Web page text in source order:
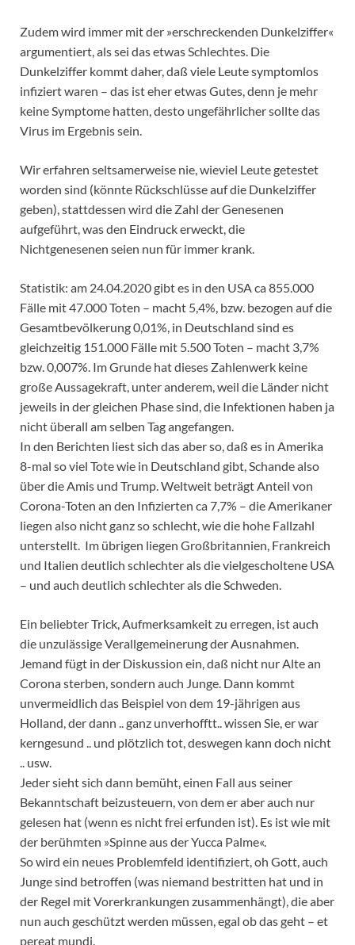
Zudem wird immer mit der »erschreckenden Dunkelziffer«
argumentiert, als sei das etwas Schlechtes. Die
Dunkelziffer kommt daher, daß viele Leute symptomlos
infiziert waren – das ist eher etwas Gutes, denn je mehr
keine Symptome hatten, desto ungefährlicher sollte das
Virus im Ergebnis sein.
Wir erfahren seltsamerweise nie, wieviel Leute getestet
worden sind (könnte Rückschlüsse auf die Dunkelziffer
geben), stattdessen wird die Zahl der Genesenen
aufgeführt, was den Eindruck erweckt, die
Nichtgenesenen seien nun für immer krank.
Statistik: am 24.04.2020 gibt es in den USA ca 855.000
Fälle mit 47.000 Toten – macht 5,4%, bzw. bezogen auf die
Gesamtbevölkerung 0,01%, in Deutschland sind es
gleichzeitig 151.000 Fälle mit 5.500 Toten – macht 3,7%
bzw. 0,007%. Im Grunde hat dieses Zahlenwerk keine
große Aussagekraft, unter anderem, weil die Länder nicht
jeweils in der gleichen Phase sind, die Infektionen haben ja
nicht überall am selben Tag angefangen.
In den Berichten liest sich das aber so, daß es in Amerika
8-mal so viel Tote wie in Deutschland gibt, Schande also
über die Amis und Trump. Weltweit beträgt Anteil von
Corona-Toten an den Infizierten ca 7,7% – die Amerikaner
liegen also nicht ganz so schlecht, wie die hohe Fallzahl
unterstellt. Im übrigen liegen Großbritannien, Frankreich
und Italien deutlich schlechter als die vielgescholtene USA
– und auch deutlich schlechter als die Schweden.
Ein beliebter Trick, Aufmerksamkeit zu erregen, ist auch
die unzulässige Verallgemeinerung der Ausnahmen.
Jemand fügt in der Diskussion ein, daß nicht nur Alte an
Corona sterben, sondern auch Junge. Dann kommt
unvermeidlich das Beispiel von dem 19-jährigen aus
Holland, der dann .. ganz unverhofftt.. wissen Sie, er war
kerngesund .. und plötzlich tot, deswegen kann doch nicht
.. usw.
Jeder sieht sich dann bemüht, einen Fall aus seiner
Bekanntschaft beizusteuern, von dem er aber auch nur
gelesen hat (wenn es nicht frei erfunden ist). Es ist wie mit
der berühmten »Spinne aus der Yucca Palme«.
So wird ein neues Problemfeld identifiziert, oh Gott, auch
Junge sind betroffen (was niemand bestritten hat und in
der Regel mit Vorerkrankungen zusammenhängt), die aber
nun auch geschützt werden müssen, egal ob das geht – et
pereat mundi.